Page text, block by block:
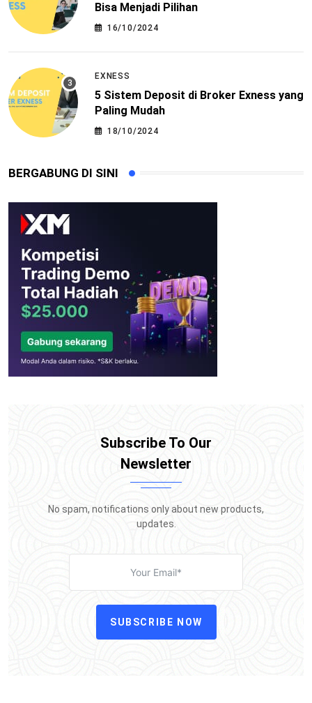
Bisa Menjadi Pilihan
16/10/2024
EXNESS
5 Sistem Deposit di Broker Exness yang
Paling Mudah
18/10/2024
BERGABUNG DI SINI
Subscribe To Our
Newsletter
No spam, notifications only about new products,
updates.
SUBSCRIBE NOW